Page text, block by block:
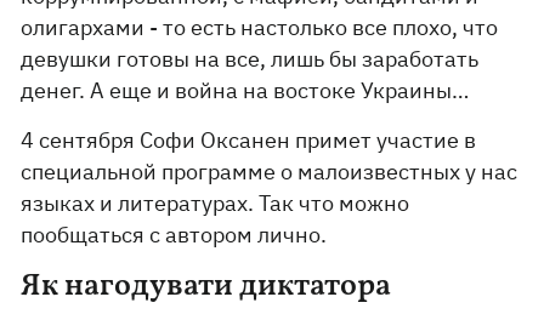
олигархами - то есть настолько все плохо, что
девушки готовы на все, лишь бы заработать
денег. А еще и война на востоке Украины…
4 сентября Софи Оксанен примет участие в
специальной программе о малоизвестных у нас
языках и литературах. Так что можно
пообщаться с автором лично.
Як нагодувати диктатора